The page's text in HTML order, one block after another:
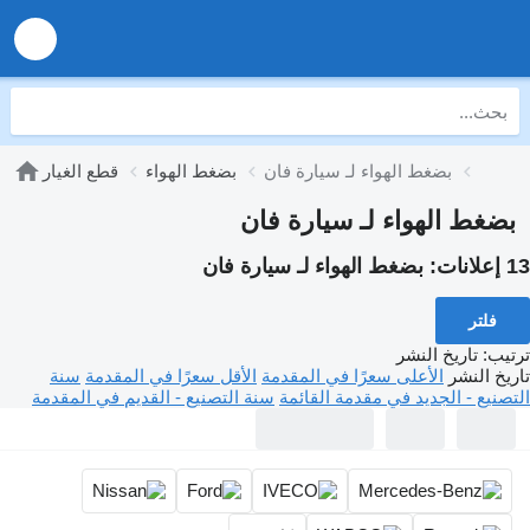
قطع الغيار بضغط الهواء بضغط الهواء لـ سيارة فان
بضغط الهواء لـ سيارة فان
13 إعلانات: بضغط الهواء لـ سيارة فان
فلتر
ترتيب: تاريخ النشر
تاريخ النشر الأعلى سعرًا في المقدمة الأقل سعرًا في المقدمة سنة
التصنيع - الجديد في مقدمة القائمة سنة التصنيع - القديم في المقدمة